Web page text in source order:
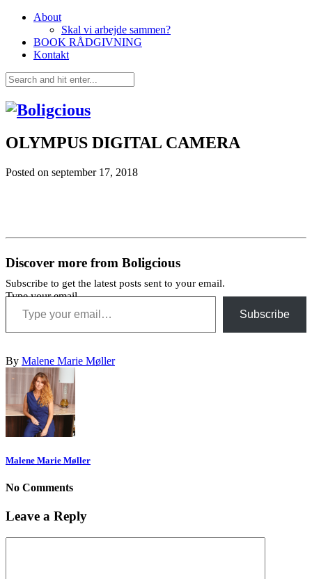
About
Skal vi arbejde sammen?
BOOK RÅDGIVNING
Kontakt
OLYMPUS DIGITAL CAMERA
Posted on september 17, 2018
Discover more from Boligcious
Subscribe to get the latest posts sent to your email.
Type your email…
Subscribe
By Malene Marie Møller
Malene Marie Møller
No Comments
Leave a Reply